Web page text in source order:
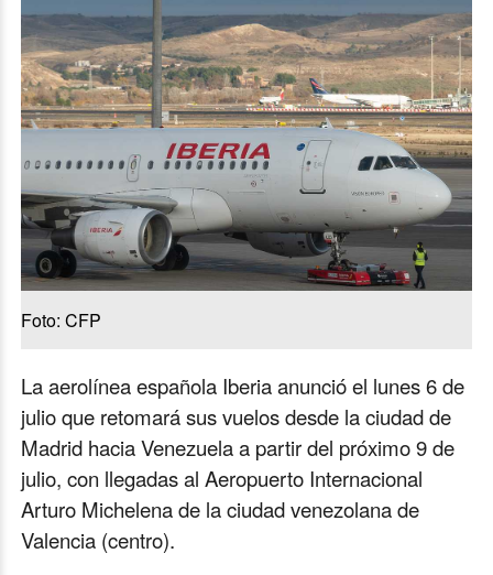
Foto: CFP
La aerolínea española Iberia anunció el lunes 6 de
julio que retomará sus vuelos desde la ciudad de
Madrid hacia Venezuela a partir del próximo 9 de
julio, con llegadas al Aeropuerto Internacional
Arturo Michelena de la ciudad venezolana de
Valencia (centro).